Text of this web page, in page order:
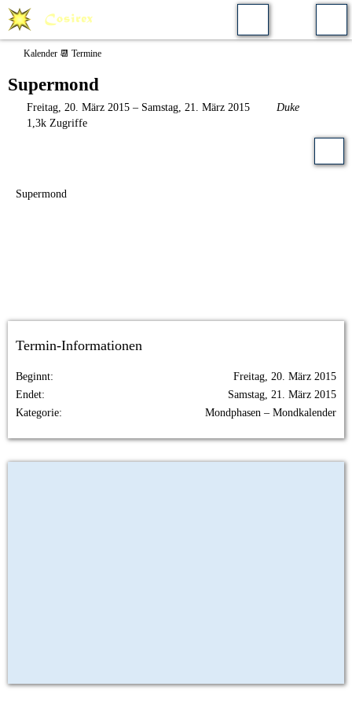
Kalender 📆 Termine
Supermond
Freitag, 20. März 2015 – Samstag, 21. März 2015
Duke
1,3k Zugriffe
Supermond
Termin-Informationen
Beginnt
Freitag, 20. März 2015
Endet
Samstag, 21. März 2015
Kategorie
Mondphasen – Mondkalender